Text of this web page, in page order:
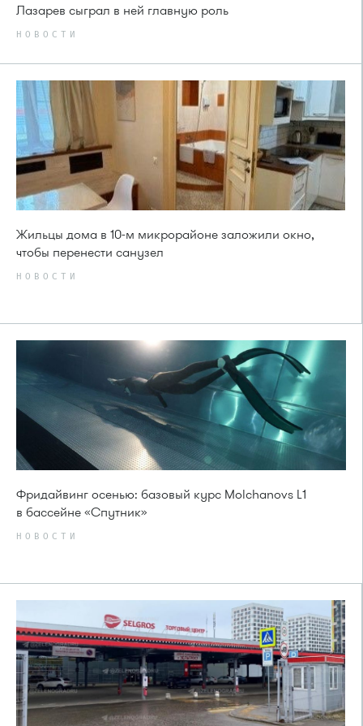
Лазарев сыграл в ней главную роль
НОВОСТИ
Жильцы дома в 10-м микрорайоне заложили окно,
чтобы перенести санузел
НОВОСТИ
Фридайвинг осенью: базовый курс Molchanovs L1
в бассейне «Спутник»
НОВОСТИ